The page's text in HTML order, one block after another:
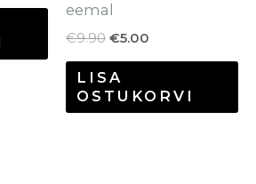
eemal
€9.90 €5.00
LISA
OSTUKORVI